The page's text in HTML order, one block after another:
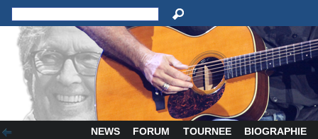
NEWS FORUM TOURNEE BIOGRAPHIE